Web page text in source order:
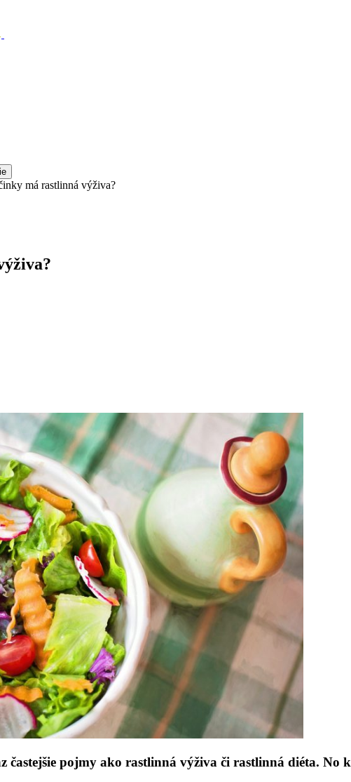
má rastlinná výživa?
častejšie pojmy ako rastlinná výživa či rastlinná diéta.